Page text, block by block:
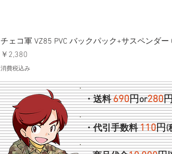
チェコ軍 VZ85 PVC バックパック+サスペンダ
価格
￥2,380
消費税込み
・送料690円or280
・代引手数料110円(